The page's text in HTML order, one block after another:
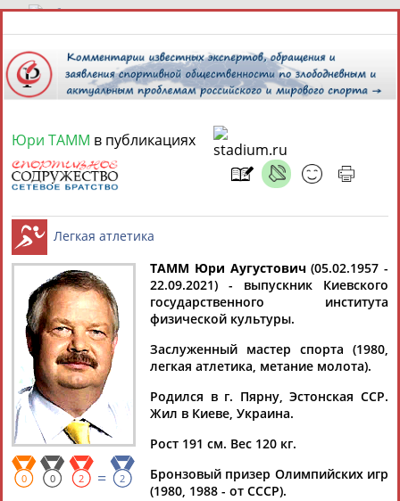
10 августа 2026 года,09:17
1персона
Юри
ТАММ
Ваш запрос: "Юри ТАММ"
Документы 1-3 из 3 найденных уникальных документов
Скончался двукратный призер Игр Олимпиад в метании
молота Юри Тамм
Двукратный бронзовый призер Олимпийских игр в метании
молота, мастер спорта СССРЮри Таммумер в Эстонии в
возрасте 64 лет. ... ...64 лет. Об этом сообщила в среду газета
Postimees.Таммстал бронзовым призером Олимпийских
игр в Москве в 1980...
(Проект:Информационное агентство СТАДИОН)
Юри ТАММ в публикациях
Легкая атлетика
0 0 2 = 2
ТАММ Юри Аугустович(05.02.1957 -
22.09.2021) - выпускник Киевского
государственного института
физической культуры.
Заслуженный мастер спорта (1980,
легкая атлетика, метание молота).
Родился в г. Пярну, Эстонская ССР.
Жил в Киеве, Украина.
Рост 191 см. Вес 120 кг.
Бронзовый призер Олимпийских игр
(1980, 1988 - от СССР).